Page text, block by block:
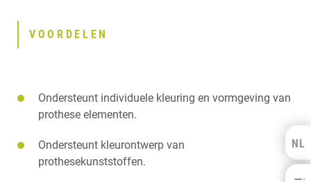
NL
VOORDELEN
Ondersteunt individuele kleuring en vormgeving van
prothese elementen.
Ondersteunt kleurontwerp van
prothesekunststoffen.